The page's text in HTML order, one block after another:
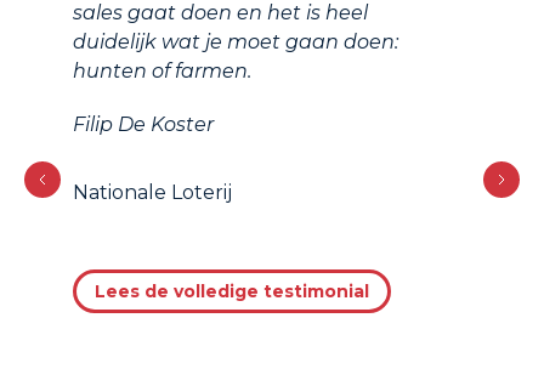
sales gaat doen en het is heel
duidelijk wat je moet gaan doen:
hunten of farmen.
Filip De Koster
Nationale Loterij
Lees de volledige testimonial